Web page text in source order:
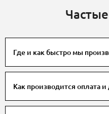
Где и как быстро мы
Как производится оплата и